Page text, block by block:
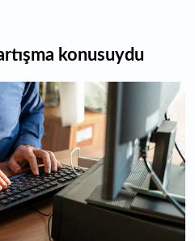
konusuydu